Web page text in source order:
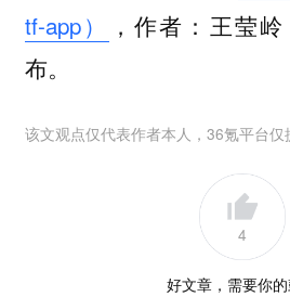
tf-app）
，作者：王莹
布。
该文观点仅代表作者本人，36氪平台仅
4
好文章，需要你